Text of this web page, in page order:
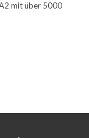
mit über 5000